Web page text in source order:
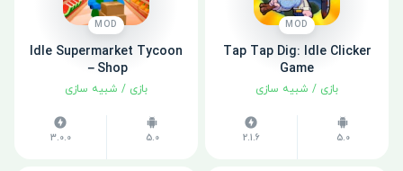
MOD
Tap Tap Dig: Idle Clicker
Game
بازی / شبیه سازی
5.0
2.1.6
MOD
Idle Supermarket Tycoon
－Shop
بازی / شبیه سازی
5.0
3.0.0